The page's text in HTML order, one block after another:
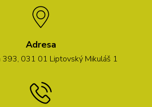
Adresa
393, 031 01 Liptovský Mikuláš 1